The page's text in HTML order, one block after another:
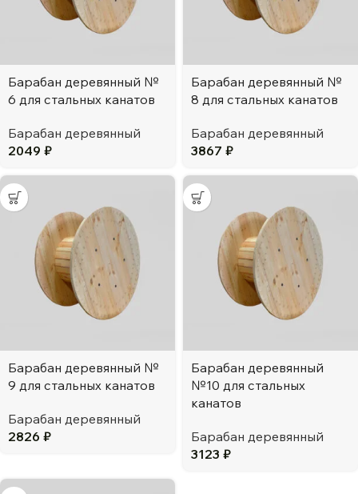
Барабан деревянный №
6 для стальных канатов
Барабан деревянный
2049 ₽
Барабан деревянный №
8 для стальных канатов
Барабан деревянный
3867 ₽
Барабан деревянный №
9 для стальных канатов
Барабан деревянный
2826 ₽
Барабан деревянный
№10 для стальных
канатов
Барабан деревянный
3123 ₽